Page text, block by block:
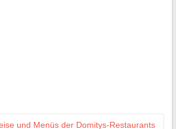
und Menüs der Domitys-Restaurants